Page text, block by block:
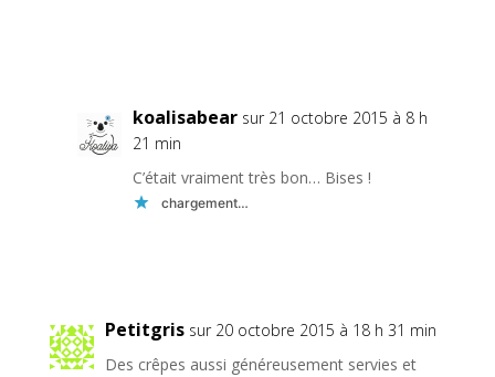
koalisabear sur 21 octobre 2015 à 8 h
21 min
C’était vraiment très bon… Bises !
chargement…
Petitgris sur 20 octobre 2015 à 18 h 31 min
Des crêpes aussi généreusement servies et